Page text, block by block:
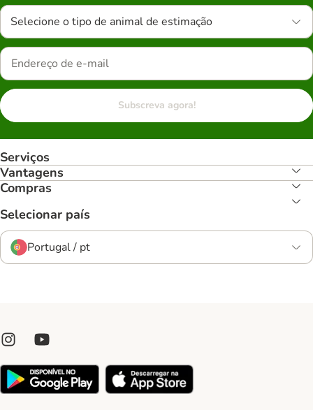
Selecione o tipo de animal de estimação
Subscreva agora!
Serviços
Vantagens
Compras
Selecionar país
Portugal / pt